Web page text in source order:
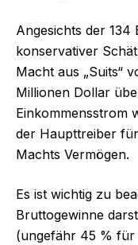
Angesichts der 134
konservativer
Macht aus „Suits“
Millionen Dollar
Einkommensstrom
der Haupttreiber
Machts Vermögen.
Es ist wichtig zu
Bruttogewinne
(ungefähr 45 % für